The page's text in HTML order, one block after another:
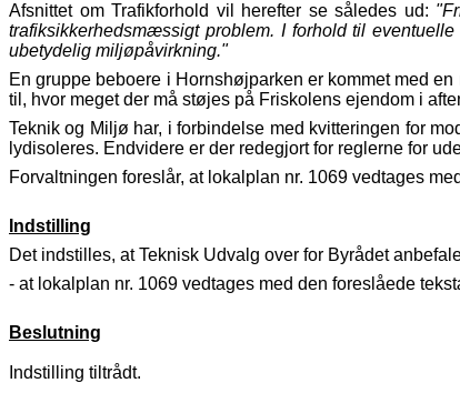
Afsnittet om Trafikforhold vil herefter se således ud:
trafiksikkerhedsmæssigt problem. I forhold til
ubetydelig miljøpåvirkning."
En gruppe beboere i Hornshøjparken er kommet med
til, hvor meget der må støjes på Friskolens ejendom i
Teknik og Miljø har, i forbindelse med kvitteringen for
lydisoleres. Endvidere er der redegjort for reglerne for
Forvaltningen foreslår, at lokalplan nr. 1069 vedtages
Indstilling
Det indstilles, at Teknisk Udvalg over for Byrådet
- at lokalplan nr. 1069 vedtages med den foreslåede
Beslutning
Indstilling tiltrådt.